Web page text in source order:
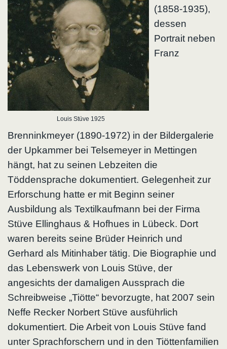
Louis Stüve 1925
(1858-1935),
dessen
Portrait neben
Franz
Brenninkmeyer (1890-1972) in der Bildergalerie
der Upkammer bei Telsemeyer in Mettingen
hängt, hat zu seinen Lebzeiten die
Töddensprache dokumentiert. Gelegenheit zur
Erforschung hatte er mit Beginn seiner
Ausbildung als Textilkaufmann bei der Firma
Stüve Ellinghaus & Hofhues in Lübeck. Dort
waren bereits seine Brüder Heinrich und
Gerhard als Mitinhaber tätig. Die Biographie und
das Lebenswerk von Louis Stüve, der
angesichts der damaligen Aussprach die
Schreibweise „Tiötte“ bevorzugte, hat 2007 sein
Neffe Recker Norbert Stüve ausführlich
dokumentiert. Die Arbeit von Louis Stüve fand
unter Sprachforschern und in den Tiöttenfamilien